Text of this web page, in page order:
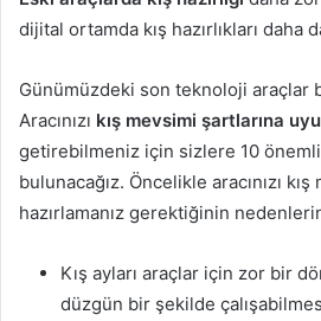
dijital ortamda kış hazırlıkları daha
Günümüzdeki son teknoloji araçlar
Aracınızı kış mevsimi şartlarına
getirebilmeniz için sizlere 10
bulunacağız. Öncelikle aracınızı
hazırlamanız gerektiğinin
Kış ayları araçlar için zor bir
düzgün bir şekilde